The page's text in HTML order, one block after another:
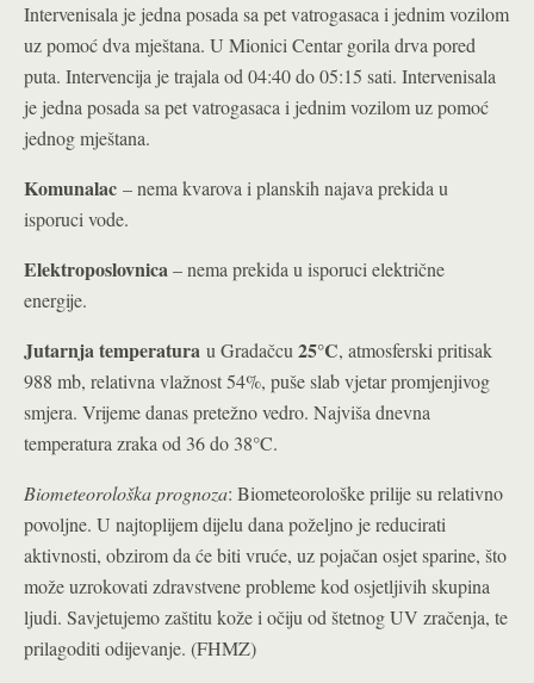
Intervenisala je jedna posada sa pet vatrogasaca i jednim vozilom
uz pomoć dva mještana. U Mionici Centar gorila drva pored
puta. Intervencija je trajala od 04:40 do 05:15 sati. Intervenisala
je jedna posada sa pet vatrogasaca i jednim vozilom uz pomoć
jednog mještana.
Komunalac – nema kvarova i planskih najava prekida u
isporuci vode.
Elektroposlovnica– nema prekida u isporuci električne
energije.
Jutarnja temperatura u Gradačcu 25°C, atmosferski pritisak
988 mb, relativna vlažnost 54%, puše slab vjetar promjenjivog
smjera. Vrijeme danas pretežno vedro. Najviša dnevna
temperatura zraka od 36 do 38°C.
Biometeorološka prognoza: Biometeorološke prilije su relativno
povoljne. U najtoplijem dijelu dana poželjno je reducirati
aktivnosti, obzirom da će biti vruće, uz pojačan osjet sparine, što
može uzrokovati zdravstvene probleme kod osjetljivih skupina
ljudi. Savjetujemo zaštitu kože i očiju od štetnog UV zračenja, te
prilagoditi odijevanje. (FHMZ)